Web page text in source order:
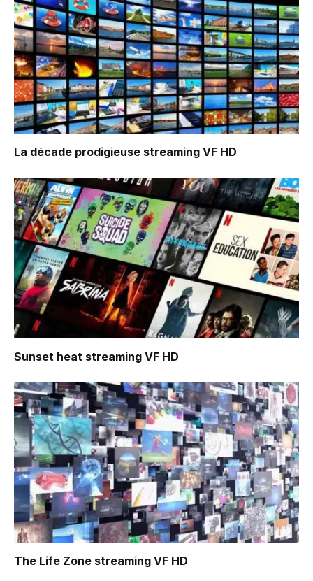
La décade prodigieuse streaming VF HD
Sunset heat streaming VF HD
The Life Zone streaming VF HD